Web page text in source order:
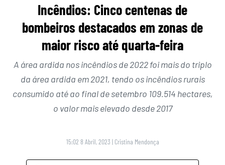
Incêndios: Cinco centenas de
bombeiros destacados em zonas de
maior risco até quarta-feira
A área ardida nos incêndios de 2022 foi mais do triplo
da área ardida em 2021, tendo os incêndios rurais
consumido até ao final de setembro 109.514 hectares,
o valor mais elevado desde 2017
15:02 8 Abril, 2023 | Cristina Mendonça